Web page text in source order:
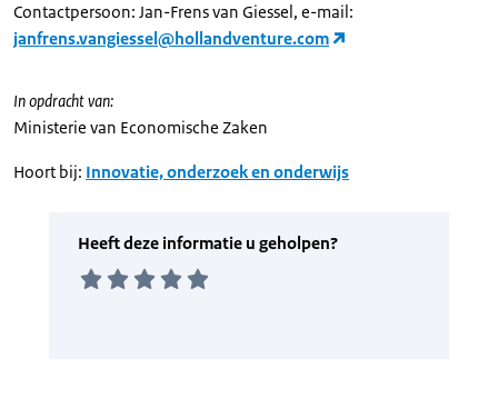
Contactpersoon: Jan-Frens van Giessel, e-mail:
janfrens.vangiessel@hollandventure.com
In opdracht van:
Ministerie van Economische Zaken
Hoort bij: Innovatie, onderzoek en onderwijs